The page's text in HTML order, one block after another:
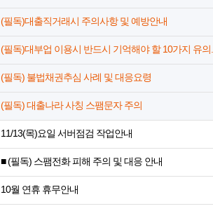
(필독)대출직거래시 주의사항 및 예방안내
(필독)대부업 이용시 반드시 기억해야 할 10가지 유의..
(필독) 불법채권추심 사례 및 대응요령
(필독) 대출나라 사칭 스팸문자 주의
11/13(목)요일 서버점검 작업안내
■ (필독) 스팸전화 피해 주의 및 대응 안내
10월 연휴 휴무안내